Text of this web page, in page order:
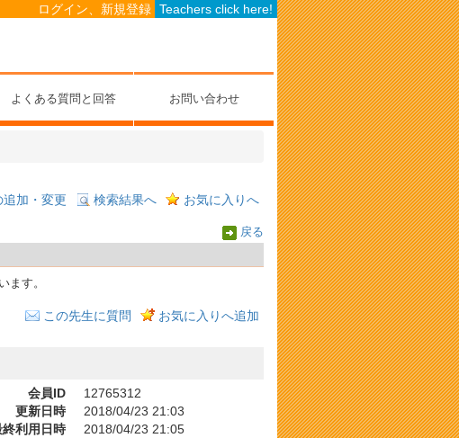
ログイン、新規登録 Teachers click here!
よくある質問と回答 お問い合わせ
加・変更 検索結果へ お気に入りへ
戻る
ます。
この先生に質問 お気に入りへ追加
会員ID
12765312
更新日時
2018/04/23 21:03
終利用日時
2018/04/23 21:05